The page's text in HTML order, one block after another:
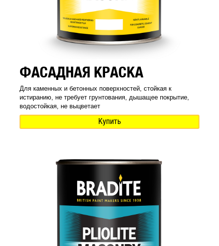
ФАСАДНАЯ КРАСКА
Для каменных и бетонных поверхностей, стойкая к
истиранию, не требует грунтования, дышащее покрытие,
водостойкая, не выцветает
Купить